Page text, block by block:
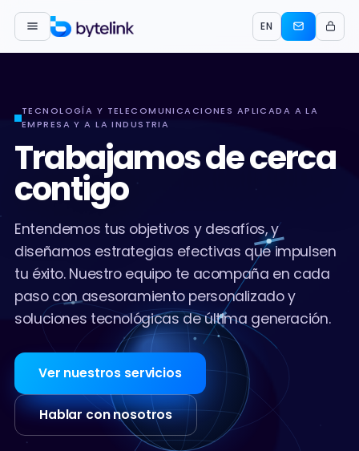
EN
TECNOLOGÍA Y TELECOMUNICACIONES APLICADA A LA
EMPRESA Y A LA INDUSTRIA
Trabajamos de cerca
contigo
Entendemos tus objetivos y desafíos, y
diseñamos estrategias efectivas que impulsen
tu éxito. Nuestro equipo te acompaña en cada
paso con asesoramiento personalizado y
soluciones tecnológicas de última generación.
Ver nuestros servicios
Hablar con nosotros